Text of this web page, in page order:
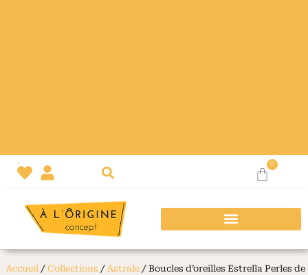
DELIVRAISON EXPRESS DISPONIBLE 0
Accueil / Collections / Astrale/ Boucles d’oreilles Estrella Perles de